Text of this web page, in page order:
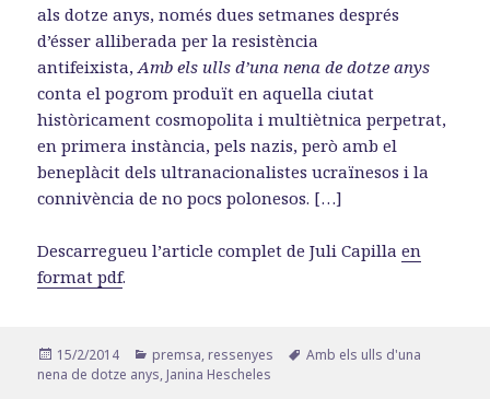
als dotze anys, només dues setmanes després
d’ésser alliberada per la resistència
antifeixista,Amb els ulls d’una nena de dotze anys
conta el pogrom produït en aquella ciutat
històricament cosmopolita i multiètnica perpetrat,
en primera instància, pels nazis, però amb el
beneplàcit dels ultranacionalistes ucraïnesos i la
connivència de no pocs polonesos. […]
Descarregueu l’article complet de Juli Capillaen
format pdf.
Publicat
el
15/2/2014 Categories
premsa, ressenyes Etiquetes
Amb els ulls d'una
nena de dotze anys, Janina Hescheles